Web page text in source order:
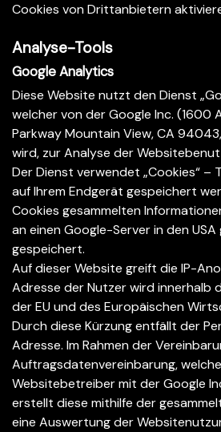
Cookies von Drittanbietern
Analyse-Tools
Google Analytics
Diese Website nutzt den Dienst
welcher von der Google Inc. (1600
Parkway Mountain View, CA
wird, zur Analyse der
Der Dienst verwendet „Cookies“ –
auf Ihrem Endgerät gespeichert
Cookies gesammelten
an einen Google-Server in den
gespeichert.
Auf dieser Website greift die IP-
Adresse der Nutzer wird innerhalb
der EU und des Europäischen
Durch diese Kürzung entfällt der
Adresse. Im Rahmen der
Auftragsdatenvereinbarung,
Websitebetreiber mit der Google
erstellt diese mithilfe der
eine Auswertung der